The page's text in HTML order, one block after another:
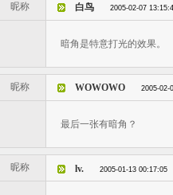
昵称 白鸟 2005-02-07
暗角是特意打光的效果。
昵称 WOWOWO 2005-02-
最后一张有暗角？
昵称 lv. 2005-01-13 00:17:05